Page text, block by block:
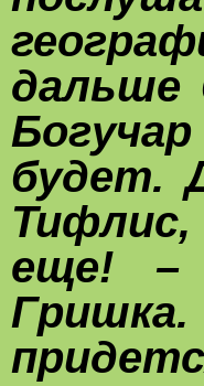
дальше
будет.
еще! –